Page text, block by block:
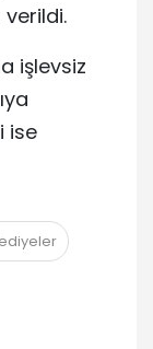
verildi.
işlevsiz
ise